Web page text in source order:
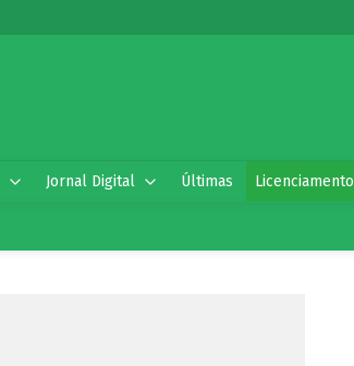
Jornal Digital Últimas Licenciamento